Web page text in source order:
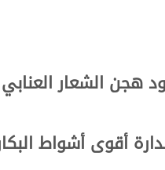
هجن الشعار
أقوى أشواط